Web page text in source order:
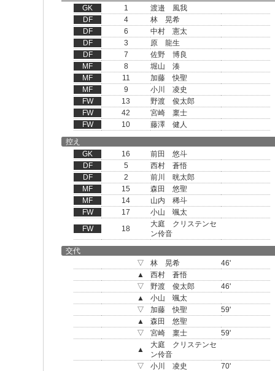
GK 1
渡邉 風我
DF
4
林 晃希
DF
6
中村 憲太
DF
3
原 龍生
DF
7
佐野 博良
MF
8
堀山 湊
MF
11
加藤 快聖
MF
9
小川 凌史
FW
13
野渡 俊太郎
FW
42
宮崎 稟士
FW
10
藤澤 健人
控え
GK
16
前田 悠斗
DF
5
西村 蒼悟
DF
2
前川 晄太郎
MF
15
森田 悠聖
MF
14
山内 稀斗
FW
17
小山 颯太
FW
18
大庭 クリステンセ
ン伶音
交代
▽
林 晃希
46'
▲
西村 蒼悟
▽
野渡 俊太郎
46'
▲
小山 颯太
▽
加藤 快聖
59'
▲
森田 悠聖
▽
宮崎 稟士
59'
▲
大庭 クリステンセ
ン伶音
▽
小川 凌史
70'